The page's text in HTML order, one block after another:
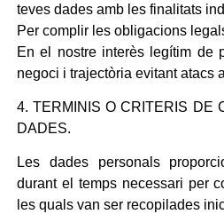
teves dades amb les finalitats
Per complir les obligacions
En el nostre interès legítim de
negoci i trajectòria evitant atacs
4. TERMINIS O CRITERIS DE
DADES.
Les dades personals
durant el temps necessari per
les quals van ser recopilades